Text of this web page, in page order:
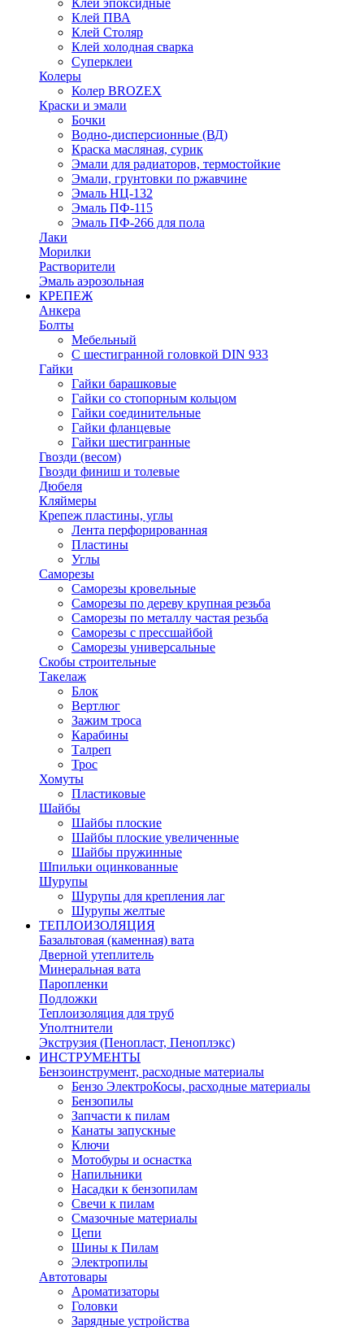
Клеи эпоксидные
Клей ПВА
Клей Столяр
Клей холодная сварка
Суперклеи
Колеры
Колер BROZEX
Краски и эмали
Бочки
Водно-дисперсионные (ВД)
Краска масляная, сурик
Эмали для радиаторов, термостойкие
Эмали, грунтовки по ржавчине
Эмаль НЦ-132
Эмаль ПФ-115
Эмаль ПФ-266 для пола
Лаки
Морилки
Растворители
Эмаль аэрозольная
КРЕПЕЖ
Анкера
Болты
Мебельный
С шестигранной головкой DIN 933
Гайки
Гайки барашковые
Гайки со стопорным кольцом
Гайки соединительные
Гайки фланцевые
Гайки шестигранные
Гвозди (весом)
Гвозди финиш и толевые
Дюбеля
Кляймеры
Крепеж пластины, углы
Лента перфорированная
Пластины
Углы
Саморезы
Саморезы кровельные
Саморезы по дереву крупная резьба
Саморезы по металлу частая резьба
Саморезы с прессшайбой
Саморезы универсальные
Скобы строительные
Такелаж
Блок
Вертлюг
Зажим троса
Карабины
Талреп
Трос
Хомуты
Пластиковые
Шайбы
Шайбы плоские
Шайбы плоские увеличенные
Шайбы пружинные
Шпильки оцинкованные
Шурупы
Шурупы для крепления лаг
Шурупы желтые
ТЕПЛОИЗОЛЯЦИЯ
Базальтовая (каменная) вата
Дверной утеплитель
Минеральная вата
Паропленки
Подложки
Теплоизоляция для труб
Уполтнители
Экструзия (Пенопласт, Пеноплэкс)
ИНСТРУМЕНТЫ
Бензоинструмент, расходные материалы
Бензо ЭлектроКосы, расходные материалы
Бензопилы
Запчасти к пилам
Канаты запускные
Ключи
Мотобуры и оснастка
Напильники
Насадки к бензопилам
Свечи к пилам
Смазочные материалы
Цепи
Шины к Пилам
Электропилы
Автотовары
Ароматизаторы
Головки
Зарядные устройства